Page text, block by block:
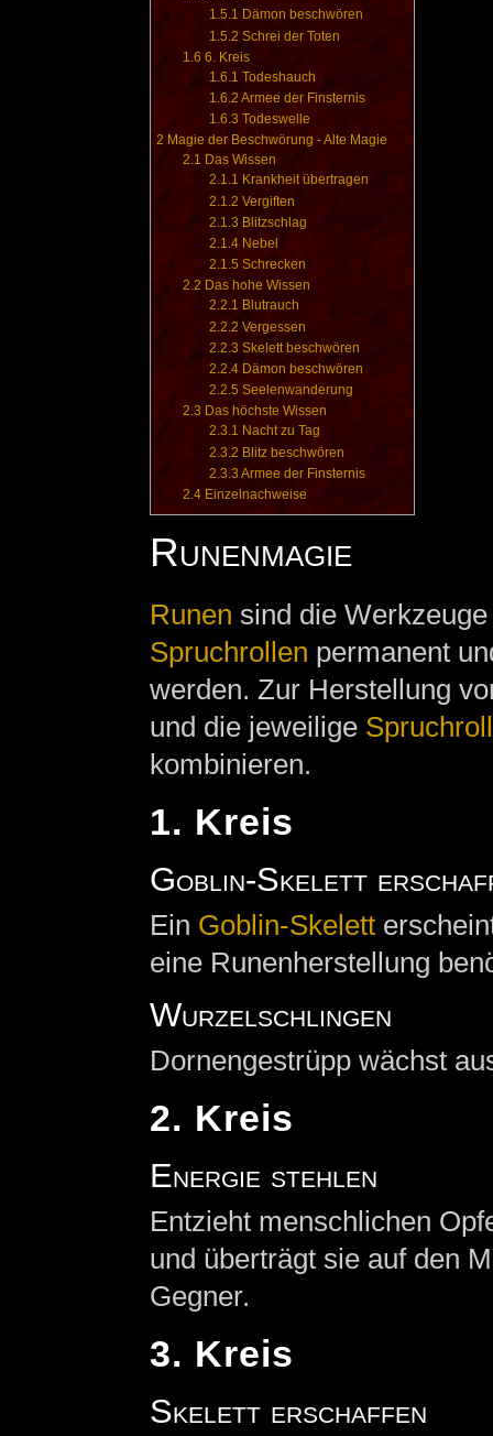
1.5.1 Dämon beschwören
1.5.2 Schrei der Toten
1.6 6. Kreis
1.6.1 Todeshauch
1.6.2 Armee der Finsternis
1.6.3 Todeswelle
2 Magie der Beschwörung - Alte Magie
2.1 Das Wissen
2.1.1 Krankheit übertragen
2.1.2 Vergiften
2.1.3 Blitzschlag
2.1.4 Nebel
2.1.5 Schrecken
2.2 Das hohe Wissen
2.2.1 Blutrauch
2.2.2 Vergessen
2.2.3 Skelett beschwören
2.2.4 Dämon beschwören
2.2.5 Seelenwanderung
2.3 Das höchste Wissen
2.3.1 Nacht zu Tag
2.3.2 Blitz beschwören
2.3.3 Armee der Finsternis
2.4 Einzelnachweise
Runenmagie
Runen sind die
Spruchrollen permanent
werden. Zur Herstellung
und die jeweilige
kombinieren.
1. Kreis
Goblin-Skelett
Ein Goblin-Skelett
eine Runenherstellung
Wurzelschlingen
Dornengestrüpp wächst
2. Kreis
Energie stehlen
Entzieht menschlichen
und überträgt sie auf den
Gegner.
3. Kreis
Skelett erschaffen